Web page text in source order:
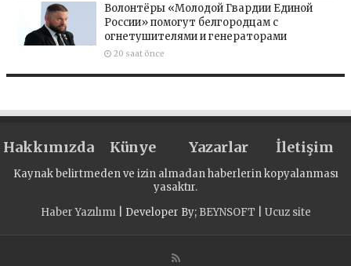
Волонтёры «Молодой Гвардии Единой
России» помогут белгородцам с
огнетушителями и генераторами
20 saat önce
Hakkımızda Künye Yazarlar İletişim
Kaynak belirtmeden ve izin almadan haberlerin kopyalanması
yasaktır.
Haber Yazılımı| Developer By; BEYNSOFT Ucuz site